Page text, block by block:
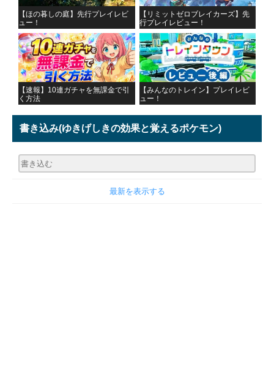
【ほの暮しの庭】先行プレイレビ
ュー！
【リミットゼロブレイカーズ】先
行プレイレビュー！
【速報】10連ガチャを無課金で引
く方法
【みんなのトレイン】プレイレビ
ュー！
書き込み(ゆきげしきの効果と覚えるポケモン)
最新を表示する